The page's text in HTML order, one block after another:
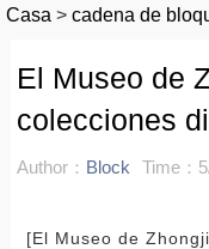
Casa > cadena de
El Museo de
colecciones
Author： Block Time：
[El Museo de